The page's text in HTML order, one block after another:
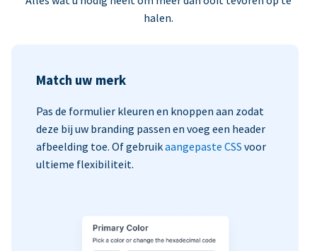
halen.
Match uw merk
Pas de formulier kleuren en knoppen aan zodat
deze bij uw branding passen en voeg een header
afbeelding toe. Of gebruikaangepaste CSS voor
ultieme flexibiliteit.